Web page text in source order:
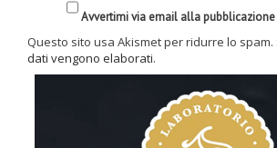
Avvertimi via email alla
Questo sito usa Akismet per ridurre lo spam.
dati vengono elaborati.